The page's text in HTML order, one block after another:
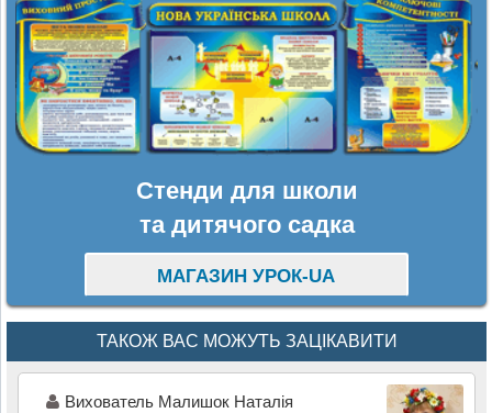
Стенди для школи
та дитячого садка
МАГАЗИН УРОК-UA
ТАКОЖ ВАС МОЖУТЬ ЗАЦІКАВИТИ
Вихователь Малишок Наталія